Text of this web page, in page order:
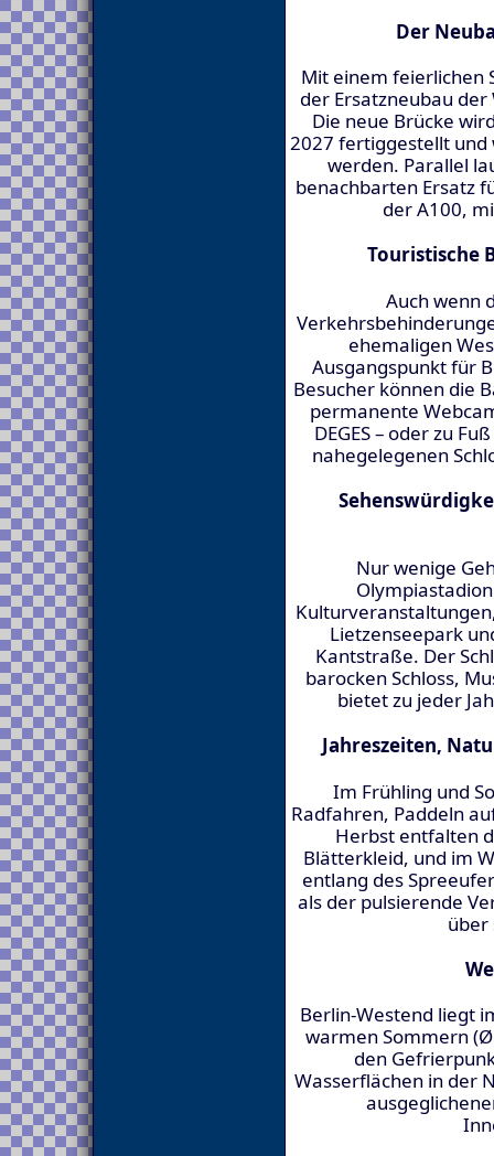
Der
Mit einem feierlichen
der Ersatzneubau
Die neue Brücke
2027 fertiggestellt
werden. Parallel
benachbarten Ersatz
der A100,
Touristische
Auch wenn
ehemaligen
Ausgangspunkt für
Besucher können die
permanente
DEGES – oder zu
nahegelegenen
Nur wenige
Lietzenseepark
Kantstraße. Der
barocken Schloss,
bietet zu jeder
Jahreszeiten,
Im Frühling und
Radfahren, Paddeln
Herbst entfalten
Blätterkleid, und im
entlang des
als der pulsierende
über
Berlin-Westend liegt
warmen Sommern
den
Wasserflächen in der